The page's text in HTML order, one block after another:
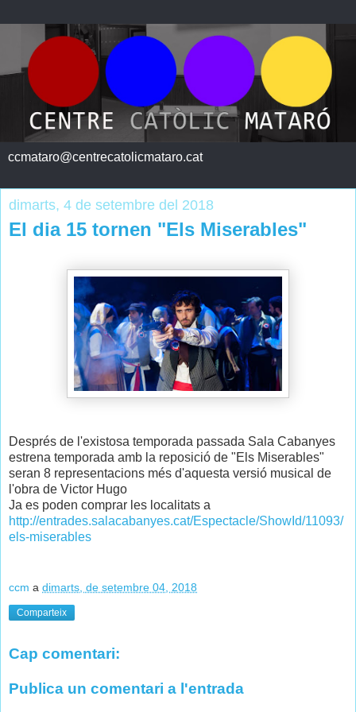
ccmataro@centrecatolicmataro.cat
dimarts, 4 de setembre del 2018
El dia 15 tornen "Els Miserables"
Després de l'existosa temporada passada Sala Cabanyes
estrena temporada amb la reposició de "Els Miserables"
seran 8 representacions més d'aquesta versió musical de
l'obra de Victor Hugo
Ja es poden comprar les localitats a
http://entrades.salacabanyes.cat/Espectacle/ShowId/11093/
els-miserables
ccm a dimarts, de setembre 04, 2018
Comparteix
Cap comentari:
Publica un comentari a l'entrada